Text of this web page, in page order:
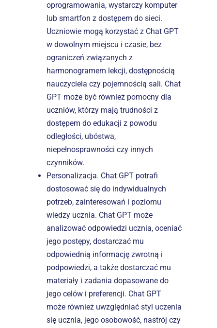
oprogramowania, wystarczy komputer
lub smartfon z dostępem do sieci.
Uczniowie mogą korzystać z Chat GPT
w dowolnym miejscu i czasie, bez
ograniczeń związanych z
harmonogramem lekcji, dostępnością
nauczyciela czy pojemnością sali. Chat
GPT może być również pomocny dla
uczniów, którzy mają trudności z
dostępem do edukacji z powodu
odległości, ubóstwa,
niepełnosprawności czy innych
czynników.
Personalizacja. Chat GPT potrafi
dostosować się do indywidualnych
potrzeb, zainteresowań i poziomu
wiedzy ucznia. Chat GPT może
analizować odpowiedzi ucznia, oceniać
jego postępy, dostarczać mu
odpowiednią informację zwrotną i
podpowiedzi, a także dostarczać mu
materiały i zadania dopasowane do
jego celów i preferencji. Chat GPT
może również uwzględniać styl uczenia
się ucznia, jego osobowość, nastrój czy